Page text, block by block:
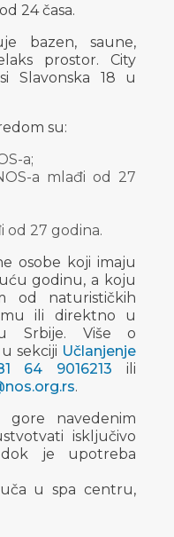
24 časa.
bazen, saune,
prostor. City
Slavonska 18 u
su:
a;
a mlađi od 27
od 27 godina.
osobe koji imaju
godinu, a koju
od naturističkih
ili direktno u
Srbije. Više o
sekciji Učlanjenje
64 9016213 ili
.
gore navedenim
isključivo
je upotreba
u spa centru,